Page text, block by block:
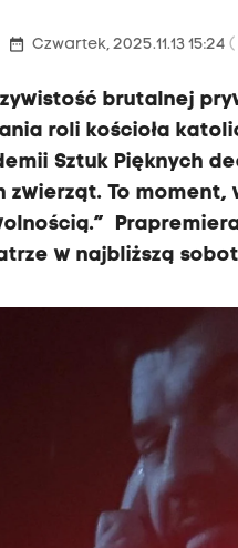
date_range Czwartek, 2025.11.13 15:24(
brutalnej
roli kościoła
Sztuk Pięknych
zwierząt. To
w najbliższą